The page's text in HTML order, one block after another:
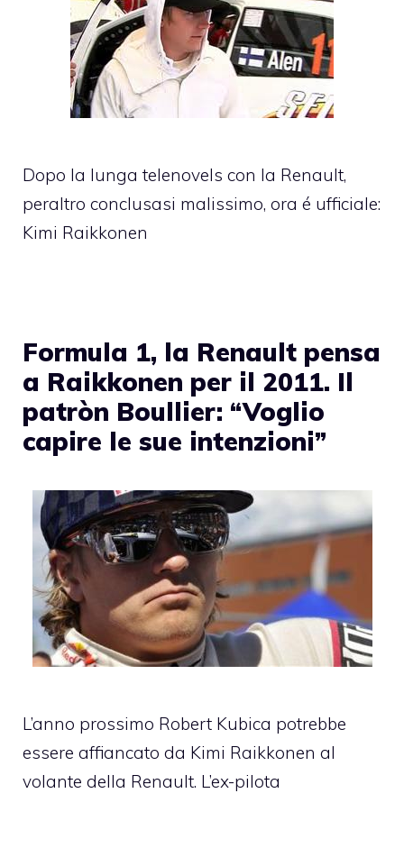
Dopo la lunga telenovels con la Renault,
peraltro conclusasi malissimo, ora é ufficiale:
Kimi Raikkonen
Formula 1, la Renault pensa
a Raikkonen per il 2011. Il
patròn Boullier: “Voglio
capire le sue intenzioni”
L’anno prossimo Robert Kubica potrebbe
essere affiancato da Kimi Raikkonen al
volante della Renault. L’ex-pilota